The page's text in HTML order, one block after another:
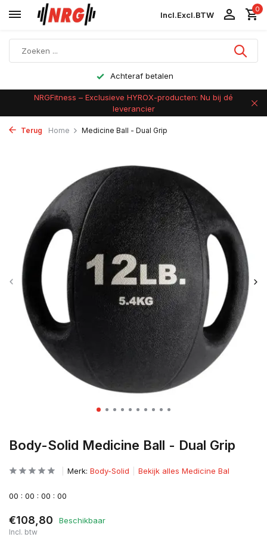
Incl.Excl.BTW
0
Achteraf betalen
NRGFitness – Exclusieve HYROX-producten: Nu bij dé
leverancier
Terug Home Medicine Ball - Dual Grip
Body-Solid Medicine Ball - Dual Grip
Merk: Body-Solid Bekijk alles Medicine Bal
00 : 00 : 00 : 00
€108,80 Beschikbaar
Incl. btw